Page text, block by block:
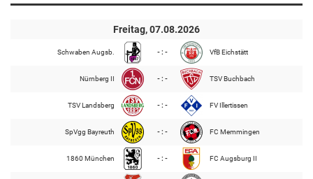
Freitag, 07.08.2026
Schwaben Augsb. - : - VfB Eichstätt
Nürnberg II - : - TSV Buchbach
TSV Landsberg - : - FV Illertissen
SpVgg Bayreuth - : - FC Memmingen
1860 München - : - FC Augsburg II